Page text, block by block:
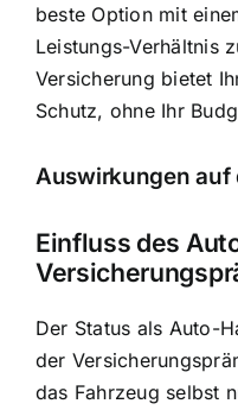
beste Option mit
Leistungs-Verhältnis
Versicherung bietet
Schutz, ohne Ihr
Auswirkungen auf
Einfluss des
Der Status als Auto-
der
das Fahrzeug selbst